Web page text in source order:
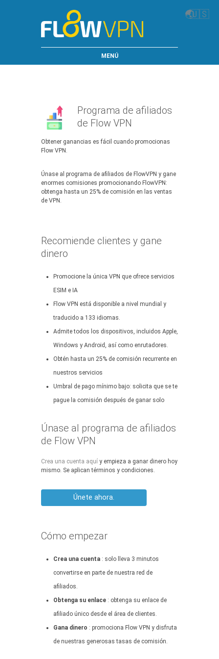
🌏🇺🇸
MENÚ
Programa de afiliados
de Flow VPN
Obtener ganancias es fácil cuando promocionas
Flow VPN.
Únase al programa de afiliados de FlowVPN y gane
enormes comisiones promocionando FlowVPN:
obtenga hasta un 25% de comisión en las ventas
de VPN.
Recomiende clientes y gane
dinero
Promocione la única VPN que ofrece servicios
ESIM e IA
Flow VPN está disponible a nivel mundial y
traducido a 133 idiomas.
Admite todos los dispositivos, incluidos Apple,
Windows y Android, así como enrutadores.
Obtén hasta un 25% de comisión recurrente en
nuestros servicios
Umbral de pago mínimo bajo: solicita que se te
pague la comisión después de ganar solo
Únase al programa de afiliados
de Flow VPN
Crea una cuenta aquí y empieza a ganar dinero hoy
mismo. Se aplican términos y condiciones.
Únete ahora.
Cómo empezar
Crea una cuenta : solo lleva 3 minutos
convertirse en parte de nuestra red de
afiliados.
Obtenga su enlace : obtenga su enlace de
afiliado único desde el área de clientes.
Gana dinero : promociona Flow VPN y disfruta
de nuestras generosas tasas de comisión.